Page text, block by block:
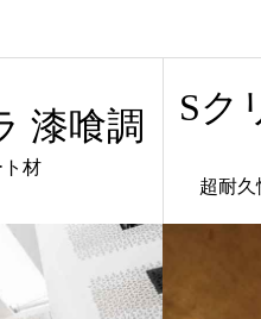
漆喰調
材
Sク
超耐久